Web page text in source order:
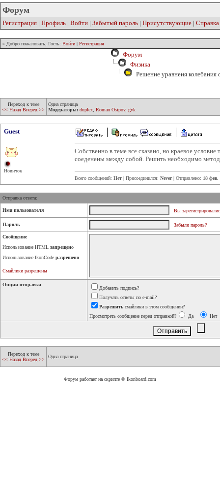
Форум
Регистрация | Профиль | Войти | Забытый пароль | Присутствующие | Справка
» Добро пожаловать, Гость: Войти | Регистрация
Форум
Физика
Решение уравнеия колебания
Переход к теме
<< Назад Вперед >>
Одна страница
Модераторы: duplex Roman Osipov, gvk
Guest
Новичок
Собственно в теме все сказано, но краевое
соеденены между собой. Решить необходимо
Всего сообщений: Нет | Присоединился: Never| Отправлено: 18 фев.
Отправка ответа:
Имя пользователя Вы
Пароль Забыли пароль?
Сообщение
Использование HTML запрещено
Использование IkonCode разрешено
Смайлики разрешены
Опции отправки
Добавить подпись?
Получать ответы по e-mail?
Разрешить смайлики в этом сообщении?
Просмотреть сообщение перед отправкой?
Да Нет
Переход к теме
<< Назад Вперед >>
Одна страница
Форум работает на скрипте © Ikonboard.com